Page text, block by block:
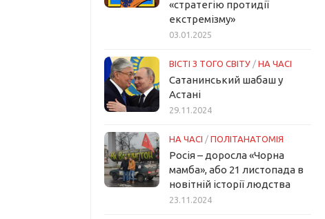
«стратегію протидії
екстремізму»
03.01.2025
ВІСТІ З ТОГО СВІТУ / НА ЧАСІ
Сатанинський шабаш у
Астані
29.11.2024
НА ЧАСІ / ПОЛІТАНАТОМІЯ
Росія – доросла «Чорна
мамба», або 21 листопада в
новітній історії людства
23.11.2024